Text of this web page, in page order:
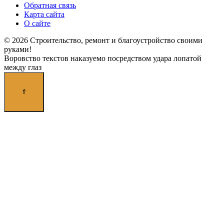
Обратная связь
Карта сайта
О сайте
© 2026 Строительство, ремонт и благоустройство своими
руками!
Воровство текстов наказуемо посредством удара лопатой
между глаз